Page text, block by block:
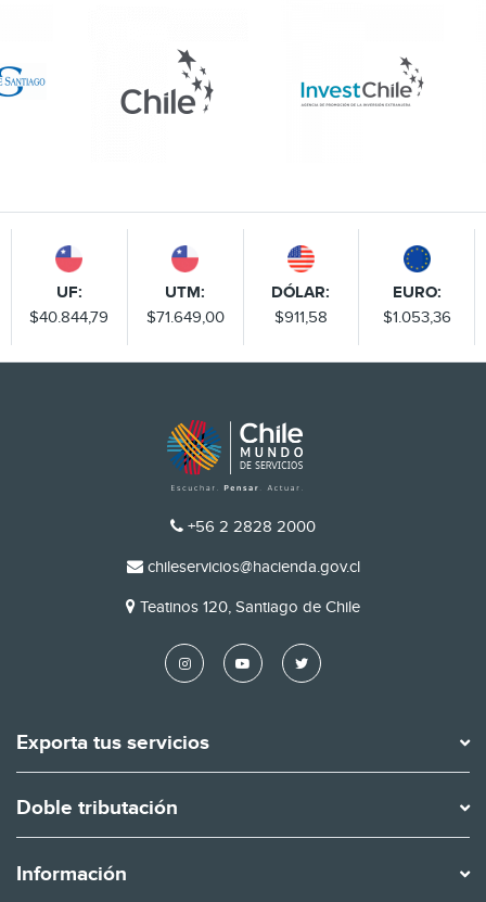
UF:
$40.844,79
UTM:
$71.649,00
DÓLAR:
$911,58
EURO:
$1.053,36
TELÉFONO
+56 2 2828 2000
EMAIL
chileservicios@hacienda.gov.cl
DIRECCIÓN
Teatinos 120, Santiago de Chile
Exporta tus servicios
Doble tributación
Información